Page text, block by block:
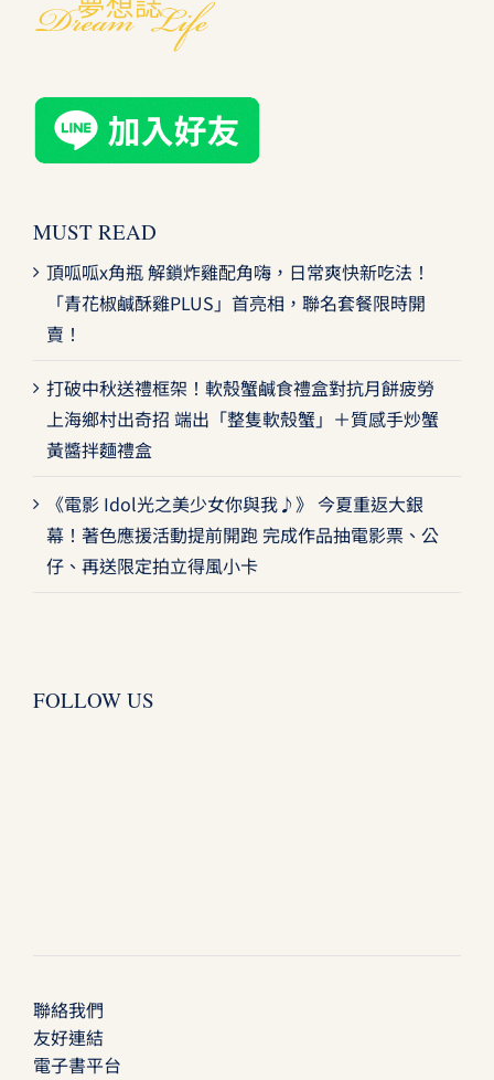
MUST READ
頂呱呱x角瓶 解鎖炸雞配角嗨，日常爽快新吃法！
「青花椒鹹酥雞PLUS」首亮相，聯名套餐限時開
賣！
打破中秋送禮框架！軟殼蟹鹹食禮盒對抗月餅疲勞
上海鄉村出奇招 端出「整隻軟殼蟹」＋質感手炒蟹
黃醬拌麵禮盒
《電影 Idol光之美少女你與我♪》 今夏重返大銀
幕！著色應援活動提前開跑 完成作品抽電影票、公
仔、再送限定拍立得風小卡
FOLLOW US
聯絡我們
友好連結
電子書平台